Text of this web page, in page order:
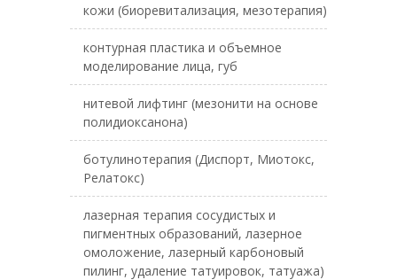
кожи (биоревитализация, мезотерапия)
контурная пластика и объемное
моделирование лица, губ
нитевой лифтинг (мезонити на основе
полидиоксанона)
ботулинотерапия (Диспорт, Миотокс,
Релатокс)
лазерная терапия сосудистых и
пигментных образований, лазерное
омоложение, лазерный карбоновый
пилинг, удаление татуировок, татуажа)